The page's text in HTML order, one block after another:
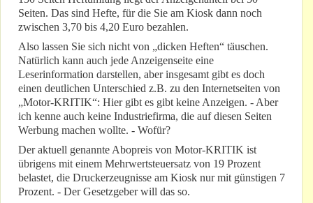
Seiten. Das sind Hefte, für die Sie am Kiosk dann noch
zwischen 3,70 bis 4,20 Euro bezahlen.
Also lassen Sie sich nicht von „dicken Heften“ täuschen.
Natürlich kann auch jede Anzeigenseite eine
Leserinformation darstellen, aber insgesamt gibt es doch
einen deutlichen Unterschied z.B. zu den Internetseiten von
„Motor-KRITIK“: Hier gibt es gibt keine Anzeigen. - Aber
ich kenne auch keine Industriefirma, die auf diesen Seiten
Werbung machen wollte. - Wofür?
Der aktuell genannte Abopreis von Motor-KRITIK ist
übrigens mit einem Mehrwertsteuersatz von 19 Prozent
belastet, die Druckerzeugnisse am Kiosk nur mit günstigen 7
Prozent. - Der Gesetzgeber will das so.